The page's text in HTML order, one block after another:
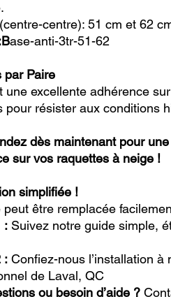
(centre-centre): 51 cm et 62
ase-anti-3tr-51-62
par Paire
une excellente adhérence
pour résister aux conditions
dès maintenant pour
sur vos raquettes à neige !
simplifiée !
peut être remplacée
: Suivez notre guide simple,
: Confiez-nous l’installation à
de Laval, QC
ou besoin d’aide ?